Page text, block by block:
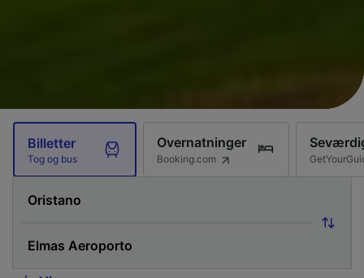
Billetter
Tog og bus
Overnatninger
Booking.com